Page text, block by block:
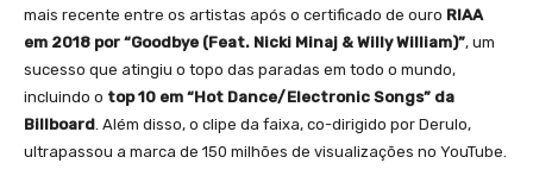
mais recente entre os artistas após o certificado de ouro RIAA
em 2018 por “Goodbye (Feat. Nicki Minaj & Willy William)”, um
sucesso que atingiu o topo das paradas em todo o mundo,
incluindo o top 10 em “Hot Dance/Electronic Songs” da
Billboard . Além disso, o clipe da faixa, co-dirigido por Derulo,
ultrapassou a marca de 150 milhões de visualizações no YouTube.